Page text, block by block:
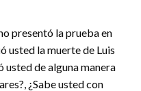
presentó la prueba en
usted la muerte de Luis
usted de alguna manera
¿Sabe usted con